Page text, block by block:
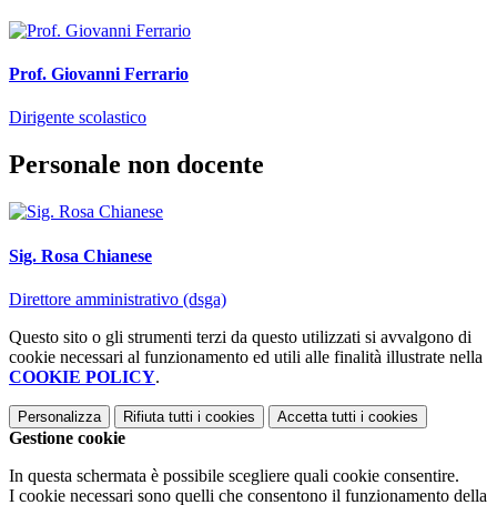
Prof. Giovanni Ferrario
Dirigente scolastico
Personale non docente
Sig. Rosa Chianese
Direttore amministrativo (dsga)
Questo sito o gli strumenti terzi da questo utilizzati si avvalgono di
cookie necessari al funzionamento ed utili alle finalità illustrate nella
COOKIE POLICY.
Personalizza Rifiuta tutti i cookies Accetta tutti i cookies
Gestione cookie
In questa schermata è possibile scegliere quali cookie consentire.
I cookie necessari sono quelli che consentono il funzionamento della